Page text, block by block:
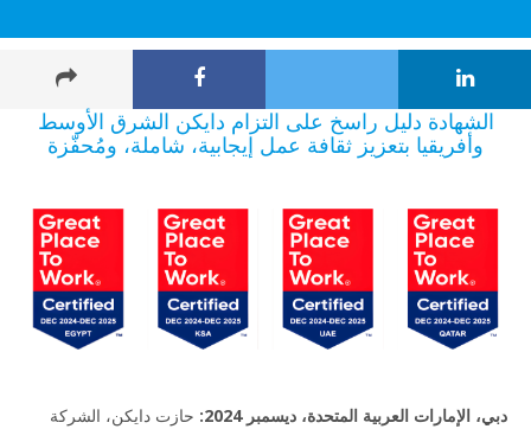
الشهادة دليل راسخ على التزام دايكن الشرق الأوسط
وأفريقيا بتعزيز ثقافة عمل إيجابية، شاملة، ومُحفّزة
دبي، الإمارات العربية المتحدة، ديسمبر 2024:
حازت دايكن، الشركة